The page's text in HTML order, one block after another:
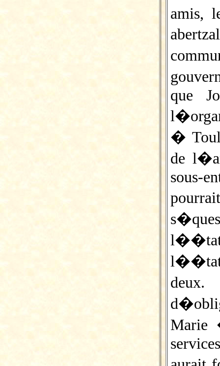
amis,
que
�
de
sous-
l��tat
deux.
Marie